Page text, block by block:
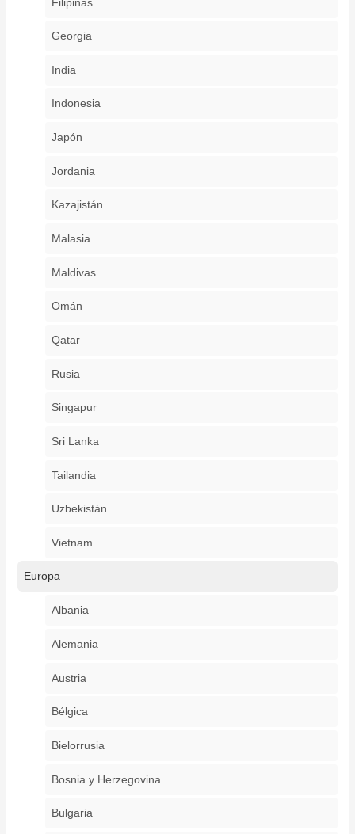
Georgia
India
Indonesia
Japón
Jordania
Kazajistán
Malasia
Maldivas
Omán
Qatar
Rusia
Singapur
Sri Lanka
Tailandia
Uzbekistán
Vietnam
Europa
Albania
Alemania
Austria
Bélgica
Bielorrusia
Bosnia y Herzegovina
Bulgaria